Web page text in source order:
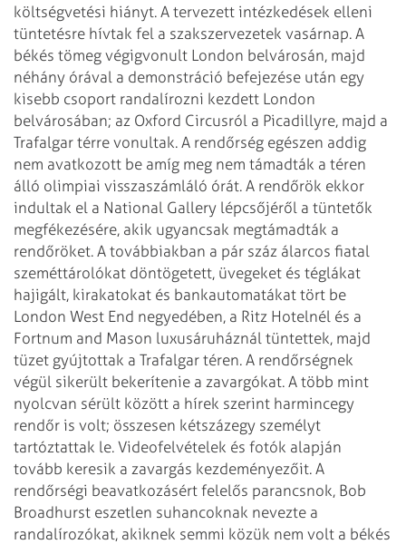
költségvetési hiányt. A tervezett intézkedések elleni
tüntetésre hívtak fel a szakszervezetek vasárnap. A
békés tömeg végigvonult London belvárosán, majd
néhány órával a demonstráció befejezése után egy
kisebb csoport randalírozni kezdett London
belvárosában; az Oxford Circusról a Picadillyre, majd a
Trafalgar térre vonultak. A rendőrség egészen addig
nem avatkozott be amíg meg nem támadták a téren
álló olimpiai visszaszámláló órát. A rendőrök ekkor
indultak el a National Gallery lépcsőjéről a tüntetők
megfékezésére, akik ugyancsak megtámadták a
rendőröket. A továbbiakban a pár száz álarcos fiatal
szeméttárolókat döntögetett, üvegeket és téglákat
hajigált, kirakatokat és bankautomatákat tört be
London West End negyedében, a Ritz Hotelnél és a
Fortnum and Mason luxusáruháznál tüntettek, majd
tüzet gyújtottak a Trafalgar téren. A rendőrségnek
végül sikerült bekerítenie a zavargókat. A több mint
nyolcvan sérült között a hírek szerint harmincegy
rendőr is volt; összesen kétszázegy személyt
tartóztattak le. Videofelvételek és fotók alapján
tovább keresik a zavargás kezdeményezőit. A
rendőrségi beavatkozásért felelős parancsnok, Bob
Broadhurst eszetlen suhancoknak nevezte a
randalírozókat, akiknek semmi közük nem volt a békés